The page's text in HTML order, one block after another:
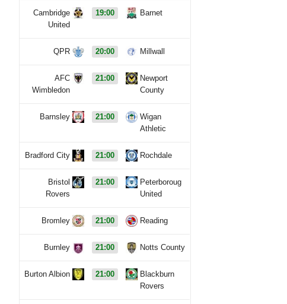
Cambridge
United
19:00 Barnet
QPR 20:00 Millwall
AFC
Wimbledon
21:00
Newport
County
Barnsley 21:00
Wigan
Athletic
Bradford City 21:00 Rochdale
Bristol
Rovers
21:00
Peterboroug
United
Bromley 21:00 Reading
Burnley 21:00 Notts County
Burton Albion 21:00
Blackburn
Rovers